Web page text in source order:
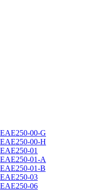
EAE250-00-G
EAE250-00-H
EAE250-01
EAE250-01-A
EAE250-01-B
EAE250-03
EAE250-06